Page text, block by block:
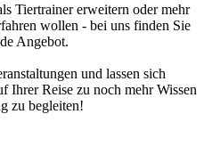
Tiertrainer erweitern oder mehr
wollen - bei uns finden Sie
Angebot.
und lassen sich
Ihrer Reise zu noch mehr Wissen
zu begleiten!